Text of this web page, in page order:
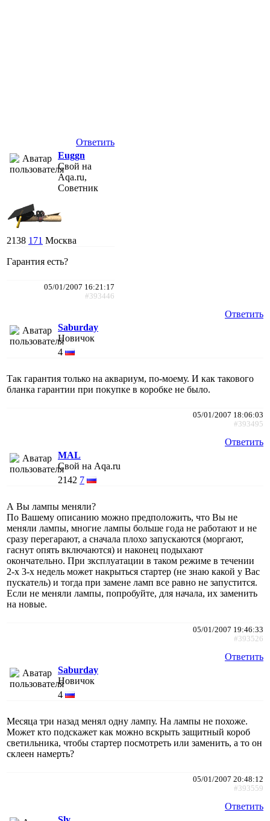
Ответить
Euggn
Свой на
Aqa.ru,
Советник
2138 171 Москва
Гарантия есть?
05/01/2007 16:21:17
#393446
Ответить
Saburday
Новичок
4
Так гарантия только на аквариум, по-моему. И как такового
бланка гарантии при покупке в коробке не было.
05/01/2007 18:06:03
#393495
Ответить
MAL
Свой на Aqa.ru
2142 7
А Вы лампы меняли?
По Вашему описанию можно предположить, что Вы не
меняли лампы, многие лампы больше года не работают и не
сразу перегарают, а сначала плохо запускаются (моргают,
гаснут опять включаются) и наконец подыхают
окончательно. При зксплуатации в таком режиме в течении
2-х 3-х недель может накрыться стартер (не знаю какой у Вас
пускатель) и тогда при замене ламп все равно не запустится.
Если не меняли лампы, попробуйте, для начала, их заменить
на новые.
05/01/2007 19:46:33
#393526
Ответить
Saburday
Новичок
4
Месяца три назад менял одну лампу. На лампы не похоже.
Может кто подскажет как можно вскрыть защитный короб
светильника, чтобы стартер посмотреть или заменить, а то он
склеен намерть?
05/01/2007 20:48:12
#393559
Ответить